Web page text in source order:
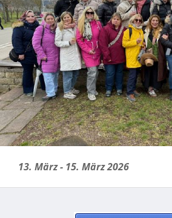
13. März - 15. März 2026